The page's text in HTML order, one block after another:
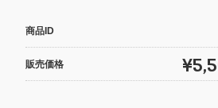
e
b
o
商品ID
販売価格